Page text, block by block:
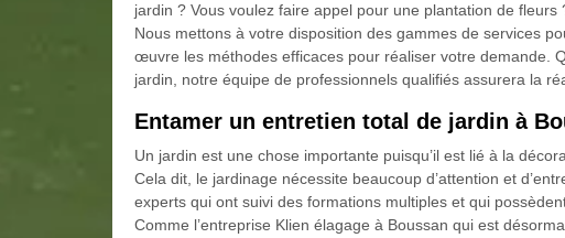
jardin ? Vous voulez faire appel pour une plantation de
Nous mettons à votre disposition des gammes de services
œuvre les méthodes efficaces pour réaliser votre demande.
jardin, notre équipe de professionnels qualifiés assurera la
Entamer un entretien total de jardin à
Un jardin est une chose importante puisqu’il est lié à la
Cela dit, le jardinage nécessite beaucoup d’attention et
experts qui ont suivi des formations multiples et qui
Comme l’entreprise Klien élagage à Boussan qui est